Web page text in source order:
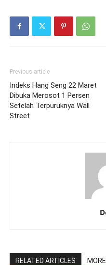
Previous article
Indeks Hang Seng 22 Maret
Dibuka Merosot 1 Persen
Setelah Terpuruknya Wall
Street
RELATED ARTICLES